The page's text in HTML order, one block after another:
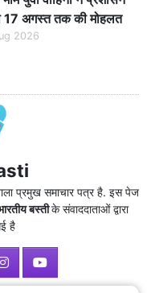
17 अगस्त तक की मोहलत
2026
प्रमुख समाचार पत्र है. इस पेज
बस्तीके संवाददाताओं द्वारा
है